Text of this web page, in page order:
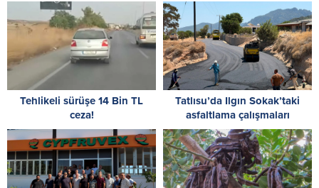
Tehlikeli sürüşe 14 Bin TL
ceza!
Tatlısu’da Ilgın Sokak’taki
asfaltlama çalışmaları
tamamlandı